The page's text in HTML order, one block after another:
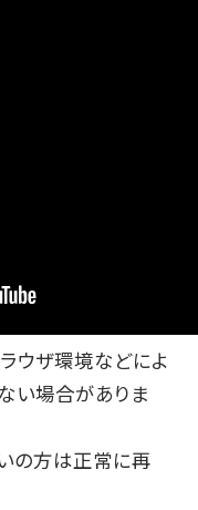
ウザ環境などによ
い場合がありま
の方は正常に再